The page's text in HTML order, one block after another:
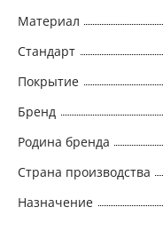
Материал
Стандарт
Покрытие
Бренд
Родина бренда
Страна производства
Назначение